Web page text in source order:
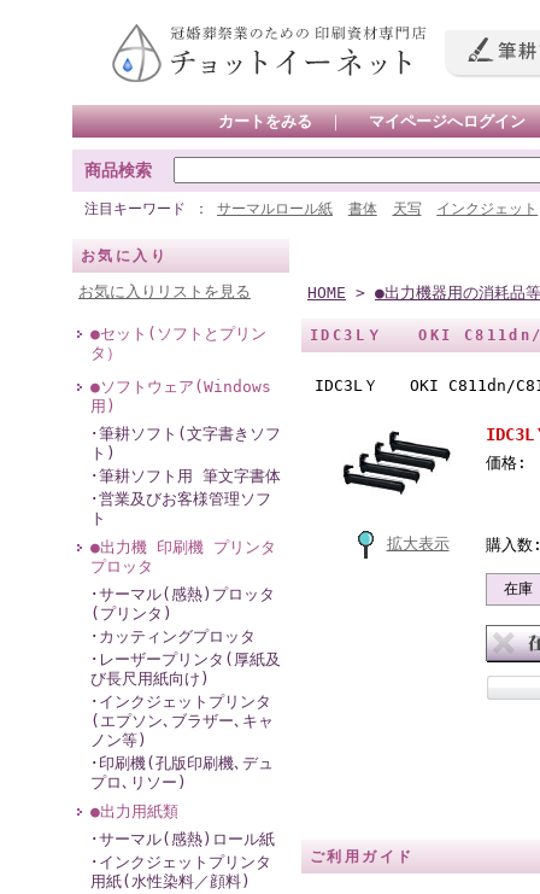
カートをみる ｜ マイページへログイン
商品検索
注目キーワード サーマルロール紙 書体 天写 インクジェット
お気に入り
お気に入りリストを見る
●セット(ソフトとプリン
タ）
●ソフトウェア(Windows
用)
･筆耕ソフト(文字書きソフ
ト)
･筆耕ソフト用 筆文字書体
･営業及びお客様管理ソフ
ト
●出力機 印刷機 プリンタ
プロッタ
･サーマル(感熱)プロッタ
(プリンタ)
･カッティングプロッタ
･レーザープリンタ(厚紙及
び長尺用紙向け)
･インクジェットプリンタ
(エプソン､ブラザー､キャ
ノン等)
･印刷機(孔版印刷機､デュ
プロ､リソー)
●出力用紙類
･サーマル(感熱)ロール紙
･インクジェットプリンタ
用紙(水性染料／顔料)
HOME > ●出力機器用の消耗品
IDC3LＹ OKI C811dn/
IDC3LＹ OKI C811dn/
拡大表示
価格:
購入
在庫
ご利用ガイド